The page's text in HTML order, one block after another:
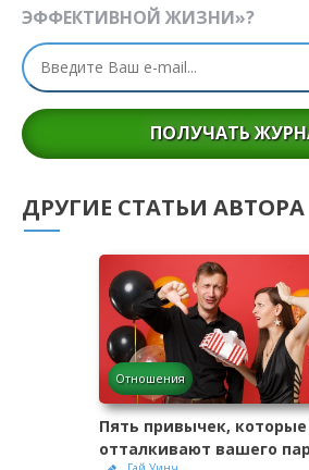
ЭФФЕКТИВНОЙ ЖИЗНИ»?
ПОЛУЧАТЬ
ДРУГИЕ СТАТЬИ АВТОРА
Отношения
Пять привычек, которые
отталкивают вашего